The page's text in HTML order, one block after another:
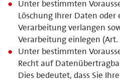
Unter bestimmten
Löschung Ihrer Daten
Verarbeitung verlangen
Verarbeitung einlegen (Art.
Unter bestimmten
Recht auf
Dies bedeutet, dass Sie